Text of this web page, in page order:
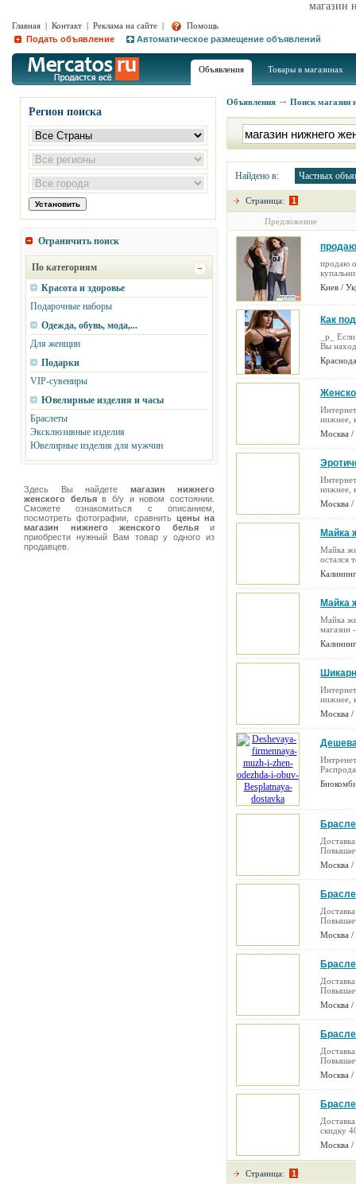
магазин
Главная | Контакт | Реклама на сайте |
Помощь
Подать объявление
Автоматическое размещение объявлений
Объявления Товары в магазинах
Регион поиска
Ограничить поиск
По категориям
Красота и здоровье
Подарочные наборы
Одежда, обувь, мода,...
Для женщин
Подарки
VIP-сувениры
Ювелирные изделия и часы
Браслеты
Эксклюзивные изделия
Ювелирные изделия для мужчин
Здесь Вы найдете магазин нижнего
женского бельяв б/у и новом состоянии.
Сможете ознакомиться с описанием,
посмотреть фотографии, сравнить цены на
магазин нижнего женского бельяи
приобрести нужный Вам товар у одного из
продавцев.
Объявления Поиск магазин
Найдено в: Частных
Страница: 1
Предложение
продаю
продаю
Киев /
Как
_p_
Вы
нижнее,
Москва /
нижнее,
Москва /
Майка
Майка
остался
Майка
Майка
магазин
нижнее,
Москва /
Москва /
Москва /
Москва /
Москва /
скидку
Москва /
Страница: 1